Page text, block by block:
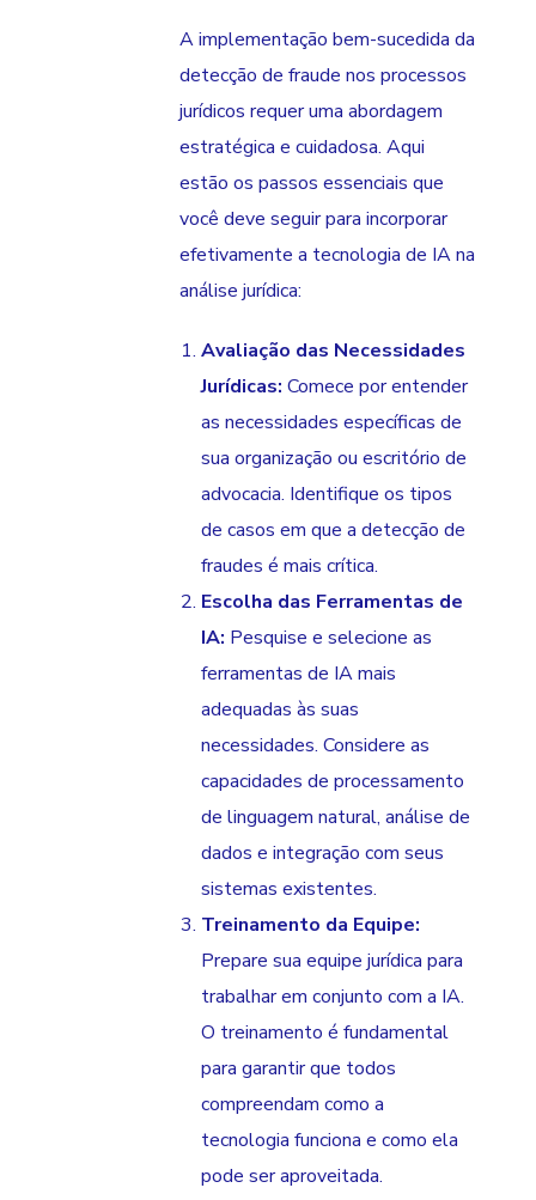
A implementação bem-sucedida da
detecção de fraude nos processos
jurídicos requer uma abordagem
estratégica e cuidadosa. Aqui
estão os passos essenciais que
você deve seguir para incorporar
efetivamente a tecnologia de IA na
análise jurídica:
Avaliação das Necessidades
Jurídicas: Comece por entender
as necessidades específicas de
sua organização ou escritório de
advocacia. Identifique os tipos
de casos em que a detecção de
fraudes é mais crítica.
Escolha das Ferramentas de
IA: Pesquise e selecione as
ferramentas de IA mais
adequadas às suas
necessidades. Considere as
capacidades de processamento
de linguagem natural, análise de
dados e integração com seus
sistemas existentes.
Treinamento da Equipe:
Prepare sua equipe jurídica para
trabalhar em conjunto com a IA.
O treinamento é fundamental
para garantir que todos
compreendam como a
tecnologia funciona e como ela
pode ser aproveitada.